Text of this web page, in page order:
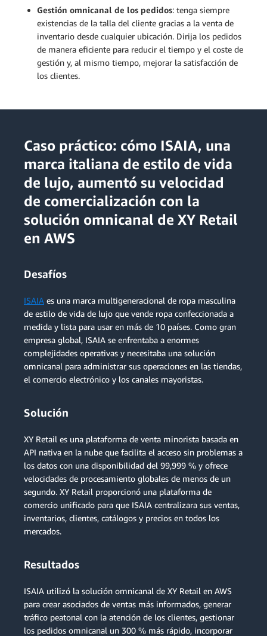
Gestión omnicanal de los pedidos: tenga siempre
existencias de la talla del cliente gracias a la venta de
inventario desde cualquier ubicación. Dirija los pedidos
de manera eficiente para reducir el tiempo y el coste de
gestión y, al mismo tiempo, mejorar la satisfacción de
los clientes.
Caso práctico: cómo ISAIA, una
marca italiana de estilo de vida
de lujo, aumentó su velocidad
de comercialización con la
solución omnicanal de XY Retail
en AWS
Desafíos
ISAIA es una marca multigeneracional de ropa masculina
de estilo de vida de lujo que vende ropa confeccionada a
medida y lista para usar en más de 10 países. Como gran
empresa global, ISAIA se enfrentaba a enormes
complejidades operativas y necesitaba una solución
omnicanal para administrar sus operaciones en las tiendas,
el comercio electrónico y los canales mayoristas.
Solución
XY Retail es una plataforma de venta minorista basada en
API nativa en la nube que facilita el acceso sin problemas a
los datos con una disponibilidad del 99,999 % y ofrece
velocidades de procesamiento globales de menos de un
segundo. XY Retail proporcionó una plataforma de
comercio unificado para que ISAIA centralizara sus ventas,
inventarios, clientes, catálogos y precios en todos los
mercados.
Resultados
ISAIA utilizó la solución omnicanal de XY Retail en AWS
para crear asociados de ventas más informados, generar
tráfico peatonal con la atención de los clientes, gestionar
los pedidos omnicanal un 300 % más rápido, incorporar